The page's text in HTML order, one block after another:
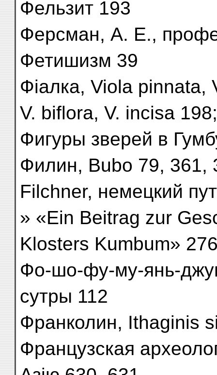
Фельзит 193
Ферсман, А. Е.,
Фетишизм 39
Фіалка, Viola pinnata,
V. biflora, V. incisa
Фигуры зверей в
Филин, Bubo 79, 361,
Filchner, немецкий
» «Ein Beitrag zur
Klosters Kumbum»
Фо-шо-фу-му-янь-
сутры 112
Франколин, Ithaginis
Французская